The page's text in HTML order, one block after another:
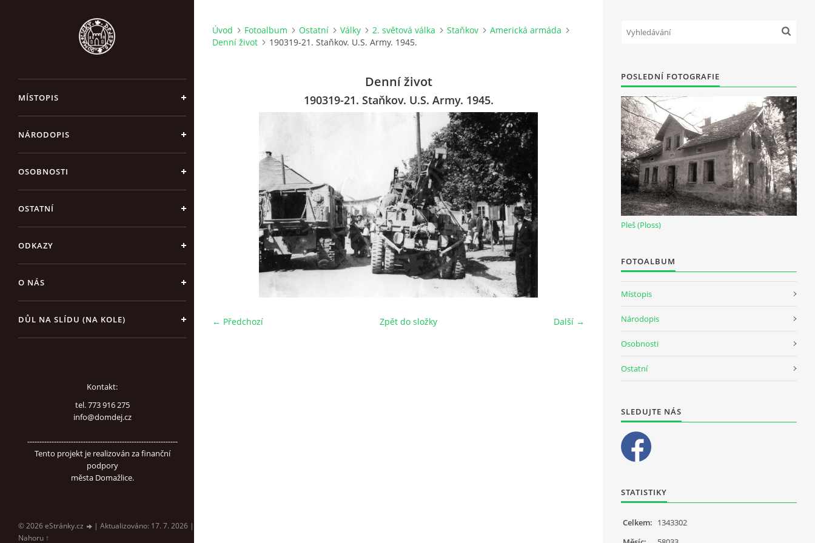
MÍSTOPIS
NÁRODOPIS
OSOBNOSTI
OSTATNÍ
ODKAZY
O NÁS
DŮL NA SLÍDU (NA KOLE)
Kontakt:
tel. 773 916 275
info@domdej.cz
--------------------------------------------------------------
Tento projekt je realizován za finanční
podpory
města Domažlice.
© 2026 eStránky.cz | Aktualizováno: 17. 7. 2026 |
Nahoru ↑
Úvod Fotoalbum Ostatní Války 2. světová válka Staňkov
Americká armáda
Denní život
190319-21. Staňkov. U.S. Army. 1945.
Denní život
190319-21. Staňkov. U.S. Army. 1945.
← Předchozí Další →
Zpět do složky
POSLEDNÍ FOTOGRAFIE
Pleš (Ploss)
FOTOALBUM
Místopis
Národopis
Osobnosti
Ostatní
SLEDUJTE NÁS
STATISTIKY
Celkem: 1343302